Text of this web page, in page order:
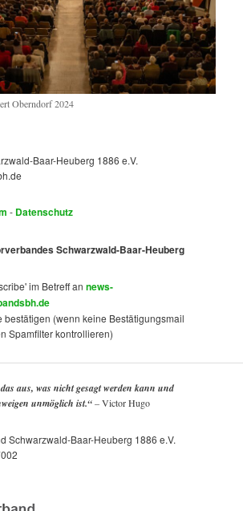
Oberndorf 2024
Baar-Heuberg 1886 e.V.
- Datenschutz
Schwarzwald-Baar-Heuberg
im Betreff annews-
bestätigen (wenn keine Bestätigungsmail
Spamfilter kontrollieren)
aus, was nicht gesagt werden kann und
unmöglich ist.“–Victor Hugo
Schwarzwald-Baar-Heuberg 1886 e.V.